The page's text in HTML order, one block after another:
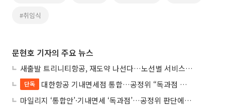
#취임식
문현호 기자의 주요 뉴스
새출발 트리니티항공, 재도약 나선다…노선별 서비스 차별화
단독
대한항공 기내면세점 통합…공정위 “독과점 여부 따진다”
마일리지 ‘통합안’·기내면세 ‘독과점’…공정위 판단에 쏠린 눈